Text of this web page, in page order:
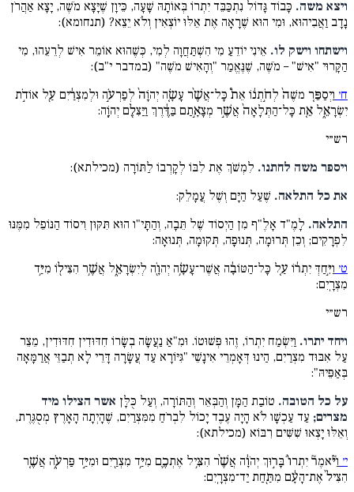
ויצא משה. כָּבוֹד גָּדוֹל נִתְכַּבֵּד יִתְרוֹ בְּאוֹתָהּ שָׁעָה, כֵּיוָן שֶׁיָּצָא מֹשֶׁה, יָצָא אַהֲרֹן
נָדָב וַאֲבִיהוּא, וּמִי הוּא שֶׁרָאָה אֶת אֵלּוּ יוֹצְאִין וְלֹא יֵצֵא? (תנחומא):
וישתחו וישק לו. אֵינִי יוֹדֵעַ מִי הִשְׁתַּחֲוָה לְמִי, כְּשֶׁהוּא אוֹמֵר אִישׁ לְרֵעֵהוּ, מִי
הַקָּרוּי "אִישׁ" – מֹשֶׁה, שֶׁנֶּאֱמַר "וְהָאִישׁ מֹשֶׁה" (במדבר י"ב):
ח׳ וַיְסַפֵּ֤ר משֶׁה֙ לְחֹ֣תְנ֔וֹ אֵת֩ כָּל־אֲשֶׁ֨ר עָשָׂ֤ה יְהוָֹה֙ לְפַרְעֹ֣ה וּלְמִצְרַ֔יִם עַ֖ל אוֹדֹ֣ת
יִשְׂרָאֵ֑ל אֵ֤ת כָּל־הַתְּלָאָה֙ אֲשֶׁ֣ר מְצָאָ֣תַם בַּדֶּ֔רֶךְ וַיַּצִּלֵ֖ם יְהוָֹֽה:
רש״י
ויספר משה לחתנו. לִמְשֹׁךְ אֶת לִבּוֹ לְקָרְבוֹ לַתּוֹרָה (מכילתא):
את כל התלאה. שֶׁעַל הַיָּם וְשֶׁל עֲמָלֵק:
התלאה. לָמֶ"ד אָלֶ"ף מִן הַיְסוֹד שֶׁל תֵּבָה, וְהַתָּי"ו הוּא תִּקּוּן וִיסוֹד הַנּוֹפֵל מִמֶּנּוּ
לִפְרָקִים; וְכֵן תְּרוּמָה, תְּנוּפָה, תְּקוּמָה, תְּנוּאָה:
ט׳ וַיִּ֣חַדְּ יִתְר֔וֹ עַ֚ל כָּל־הַטּוֹבָ֔ה אֲשֶׁר־עָשָׂ֥ה יְהוָֹ֖ה לְיִשְׂרָאֵ֑ל אֲשֶׁ֥ר הִצִּיל֖וֹ מִיַּ֥ד
מִצְרָֽיִם:
רש״י
ויחד יתרו. וַיִּשְׂמַח יִתְרוֹ, זֶהוּ פְּשׁוּטוֹ. וּמִ"אַ נַעֲשָׂה בְשָׂרוֹ חִדּוּדִין חִדּוּדִין, מֵצֵר
עַל אִבּוּד מִצְרַיִם, הַינוּ דְּאָמְרֵי אִינָשֵׁי "גִּיּוֹרָא עַד עֲשָׂרָה דָּרֵי לָא תְבַזֵּי אֲרַמָּאָה
בְּאַפֵּיהּ":
על כל הטובה. טוֹבַת הַמָּן וְהַבְּאֵר וְהַתּוֹרָה, וְעַל כֻּלָּן אשר הצילו מיד
מצרים; עַד עַכְשָׁו לֹא הָיָה עֶבֶד יָכוֹל לִבְרֹחַ מִמִּצְרַיִם, שֶׁהָיְתָה הָאָרֶץ מְסֻגֶּרֶת,
וְאֵלּוּ יָצְאוּ שִׁשִּׁים רִבּוֹא (מכילתא):
י׳ וַיֹּ֘אמֶר֘ יִתְרוֹ֒ בָּר֣וּךְ יְהֹוָ֔ה אֲשֶׁ֨ר הִצִּ֥יל אֶתְכֶ֛ם מִיַּ֥ד מִצְרַ֖יִם וּמִיַּ֣ד פַּרְעֹ֑ה אֲשֶׁ֤ר
הִצִּיל֙ אֶת־הָעָ֔ם מִתַּ֖חַת יַד־מִצְרָֽיִם: